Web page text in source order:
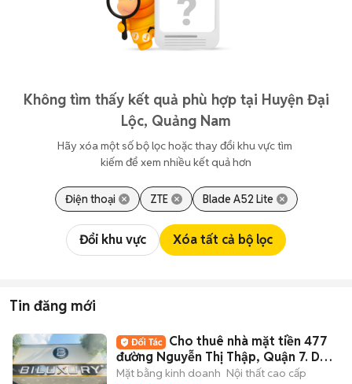
Không tìm thấy kết quả phù hợp tại Huyện Đại
Lộc, Quảng Nam
Hãy xóa một số bộ lọc hoặc thay đổi khu vực tìm
kiếm để xem nhiều kết quả hơn
Điện thoại ZTE Blade A52 Lite
Đổi khu vực Xóa tất cả bộ lọc
Tin đăng mới
Cho thuê nhà mặt tiền 477
đường Nguyễn Thị Thập, Quận 7. DT:
10x30m
Mặt bằng kinh doanh Nội thất cao cấp